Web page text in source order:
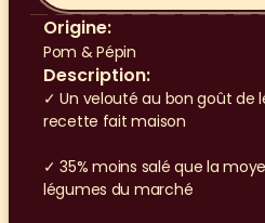
Origine:
Pom & Pépin
Description:
✓ Un velouté au bon goût de
recette fait maison
✓ 35% moins salé que la
légumes du marché